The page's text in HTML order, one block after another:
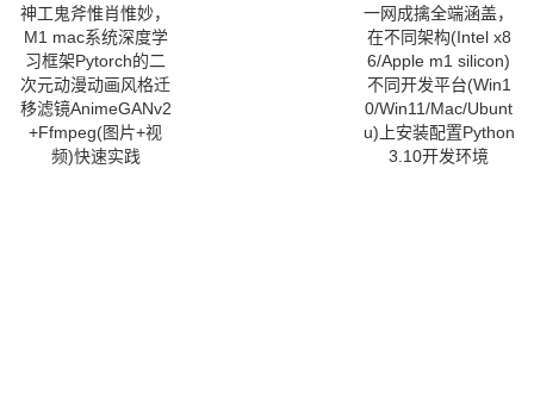
神工鬼斧惟肖惟妙，
M1 mac系统深度学
习框架Pytorch的二
次元动漫动画风格迁
移滤镜AnimeGANv2
+Ffmpeg(图片+视
频)快速实践
一网成擒全端涵盖，
在不同架构(Intel x8
6/Apple m1 silicon)
不同开发平台(Win1
0/Win11/Mac/Ubunt
u)上安装配置Python
3.10开发环境